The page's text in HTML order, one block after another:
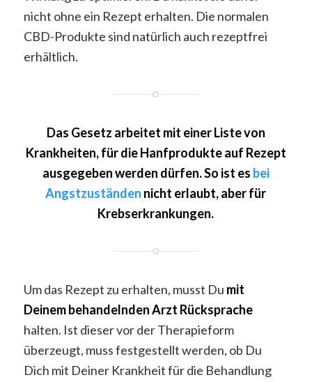
nicht ohne ein Rezept erhalten. Die normalen
CBD-Produkte sind natürlich auch rezeptfrei
erhältlich.
Das Gesetz arbeitet mit einer Liste von
Krankheiten, für die Hanfprodukte auf Rezept
ausgegeben werden dürfen. So ist es bei
Angstzuständen nicht erlaubt, aber für
Krebserkrankungen.
Um das Rezept zu erhalten, musst Du mit
Deinem behandelnden Arzt Rücksprache
halten. Ist dieser vor der Therapieform
überzeugt, muss festgestellt werden, ob Du
Dich mit Deiner Krankheit für die Behandlung